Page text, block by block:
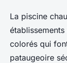
La piscine
colorés qui
pataugeoire